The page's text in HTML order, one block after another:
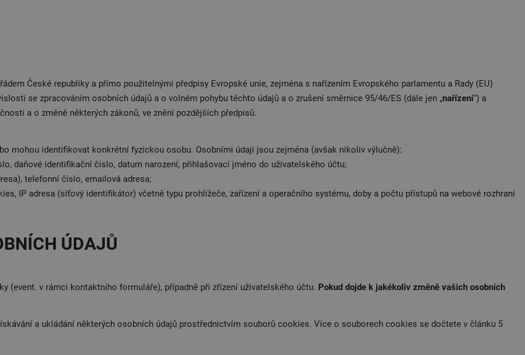
České republiky a přímo použitelnými předpisy Evropské unie, zejména s nařízením Evropského parlamentu a Rady (EU)
se zpracováním osobních údajů a o volném pohybu těchto údajů a o zrušení směrnice 95/46/ES (dále jen „nařízení“) a
a o změně některých zákonů, ve znění pozdějších předpisů.
mohou identifikovat konkrétní fyzickou osobu. Osobními údaji jsou zejména (avšak nikoliv výlučně):
daňové identifikační číslo, datum narození, přihlašovací jméno do uživatelského účtu;
telefonní číslo, emailová adresa;
IP adresa (síťový identifikátor) včetně typu prohlížeče, zařízení a operačního systému, doby a počtu přístupů na webové rozhraní
ÚDAJŮ
(event. v rámci kontaktního formuláře), případně při zřízení uživatelského účtu. Pokud dojde k jakékoliv změně vašich osobních
a ukládání některých osobních údajů prostřednictvím souborů cookies. Více o souborech cookies se dočtete v článku 5